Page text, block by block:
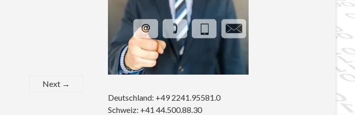
Next →
Deutschland: +49 2241.95581.0
Schweiz: +41 44.500.88.30